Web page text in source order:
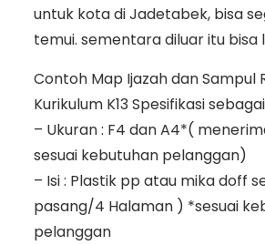
untuk kota di Jadetabek, bisa
temui. sementara diluar itu bisa
Contoh Map Ijazah dan Sampul
Kurikulum K13 Spesifikasi
– Ukuran : F4 dan A4*(
sesuai kebutuhan pelanggan)
– Isi : Plastik pp atau mika doff
pasang/4 Halaman ) *sesuai
pelanggan